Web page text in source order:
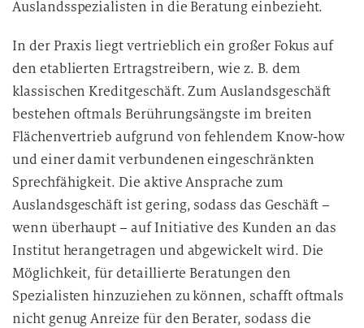
Auslandsspezialisten in die Beratung einbezieht.
In der Praxis liegt vertrieblich ein großer Fokus auf
den etablierten Ertragstreibern, wie z. B. dem
klassischen Kreditgeschäft. Zum Auslandsgeschäft
bestehen oftmals Berührungsängste im breiten
Flächenvertrieb aufgrund von fehlendem Know-how
und einer damit verbundenen eingeschränkten
Sprechfähigkeit. Die aktive Ansprache zum
Auslandsgeschäft ist gering, sodass das Geschäft –
wenn überhaupt – auf Initiative des Kunden an das
Institut herangetragen und abgewickelt wird. Die
Möglichkeit, für detaillierte Beratungen den
Spezialisten hinzuziehen zu können, schafft oftmals
nicht genug Anreize für den Berater, sodass die